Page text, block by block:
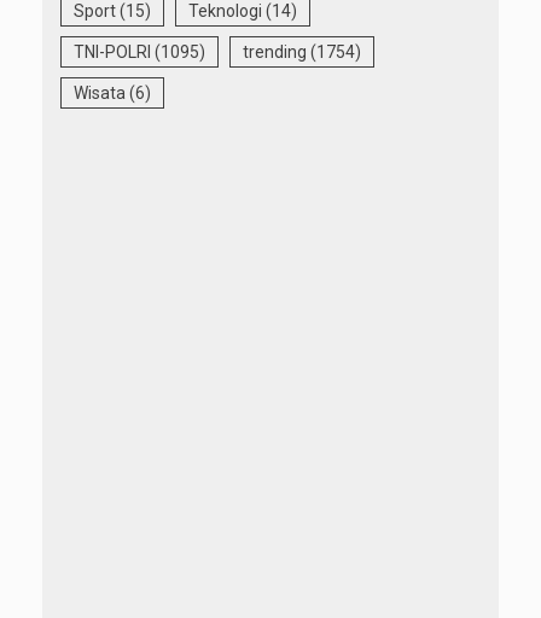
Sport(15) Teknologi (14)
TNI-POLRI (1095) trending (1754)
Wisata (6)